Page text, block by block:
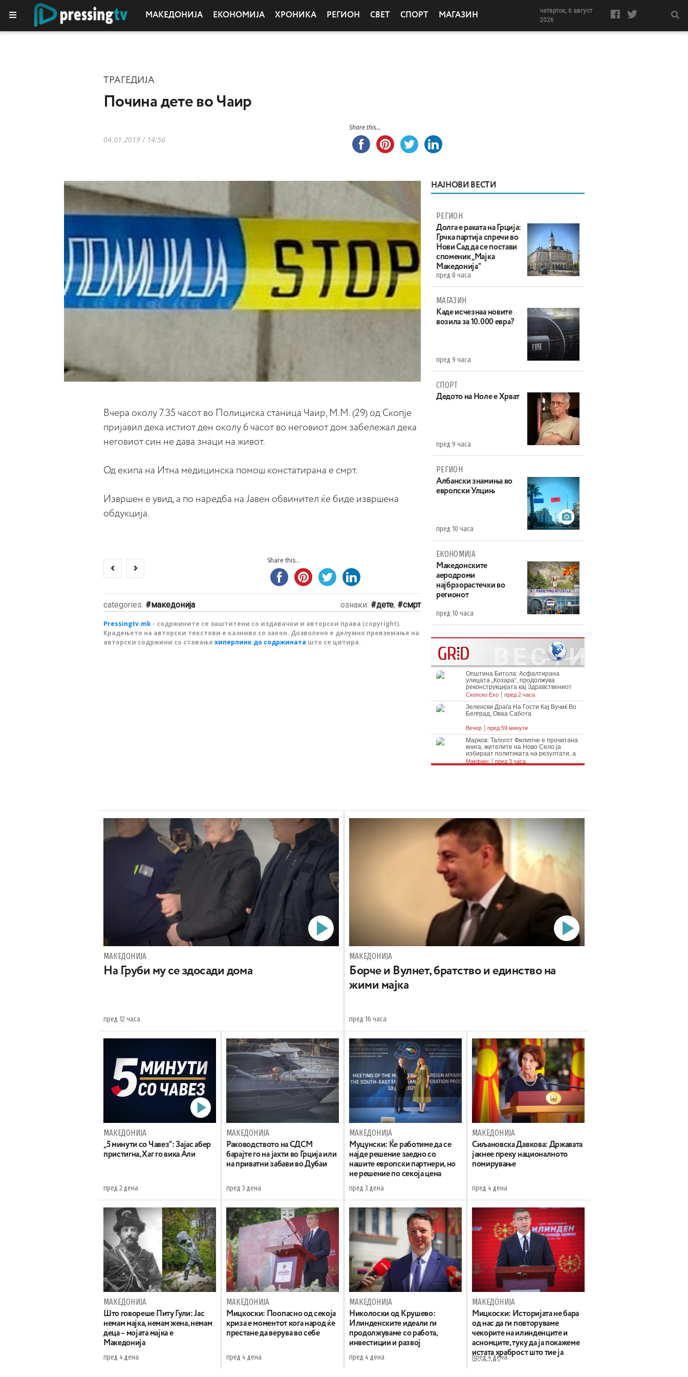
МАКЕДОНИЈА ЕКОНОМИЈА ХРОНИКА РЕГИОН СВЕТ СПОРТ МАГАЗИН
четврток, 6 август
2026
ТРАГЕДИЈА
Почина дете во Чаир
04.01.2019 / 14:56
Share this...
Вчера околу 7.35 часот во Полициска станица Чаир, М.М. (29) од Скопје
пријавил дека истиот ден околу 6 часот во неговиот дом забележал дека
неговиот син не дава знаци на живот.
Од екипа на Итна медицинска помош констатирана е смрт.
Извршен е увид, а по наредба на Јавен обвинител ќе биде извршена
обдукција.
Share this...
categories: македонија ознаки: дете, смрт
Pressingtv.mk - содржините се заштитени со издавачки и авторски права (copyright).
Крадењето на авторски текстови е казниво со закон. Дозволено е делумно превземање на
авторски содржини со ставање хиперлинк до содржината што се цитира.
НАЈНОВИ ВЕСТИ
РЕГИОН
Долга е раката на Грција:
Грчка партија спречи во
Нови Сад да се постави
споменик „Мајка
Македонија“
пред 8 часа
МАГАЗИН
Каде исчезнаа новите
возила за 10.000 евра?
пред 9 часа
СПОРТ
Дедото на Ноле е Хрват
пред 9 часа
РЕГИОН
Aлбански знамиња во
европски Улцињ
пред 10 часа
ЕКОНОМИЈА
Maкедонските
аеродроми
најбрзорастечки во
регионот
пред 10 часа
МАКЕДОНИЈА
На Груби му се здосади дома
пред 12 часа
МАКЕДОНИЈА
Борче и Вулнет, братство и единство на
жими мајка
пред 16 часа
МАКЕДОНИЈА
„5 минути со Чавез“: Зајас абер
пристигна, Хаг го вика Али
пред 2 дена
МАКЕДОНИЈА
Раководството на СДСМ
барајте го на јахти во Грција или
на приватни забави во Дубаи
пред 3 дена
МАКЕДОНИЈА
Муцунски: Ќе работиме да се
најде решение заедно со
нашите европски партнери, но
не решение по секоја цена
пред 3 дена
МАКЕДОНИЈА
Сиљановска Давкова: Државата
јакнее преку националното
помирување
пред 4 дена
МАКЕДОНИЈА
Што говореше Питу Гули: Јас
немам мајка, немам жена, немам
деца – мојата мајка е
Македонија
пред 4 дена
МАКЕДОНИЈА
Мицкоски: Поопасно од секоја
криза е моментот кога народ ќе
престане да верува во себе
пред 4 дена
МАКЕДОНИЈА
Николоски од Крушево:
Илинденските идеали ги
продолжуваме со работа,
инвестиции и развој
пред 4 дена
МАКЕДОНИЈА
Мицкоски: Историјата не бара
од нас да ги повторуваме
чекорите на илинденците и
асномците, туку да ја покажеме
истата храброст што тие ја
покажаа
пред 4 дена